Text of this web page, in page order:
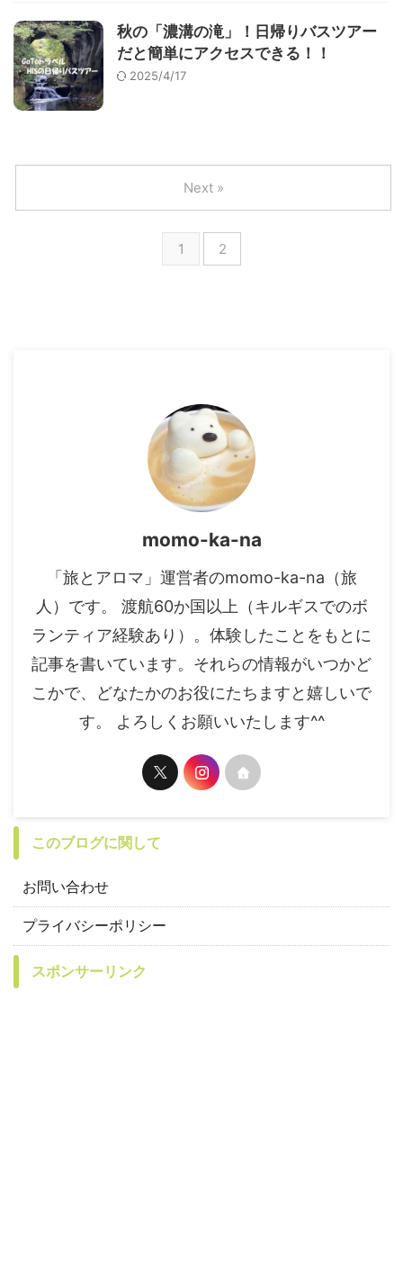
秋の「濃溝の滝」！日帰りバスツアー
だと簡単にアクセスできる！！
2025/4/17
1 2
Next »
momo-ka-na
「旅とアロマ」運営者のmomo-ka-na（旅
人）です。 渡航60か国以上（キルギスでのボ
ランティア経験あり）。体験したことをもとに
記事を書いています。それらの情報がいつかど
こかで、どなたかのお役にたちますと嬉しいで
す。 よろしくお願いいたします^^
このブログに関して
お問い合わせ
プライバシーポリシー
スポンサーリンク